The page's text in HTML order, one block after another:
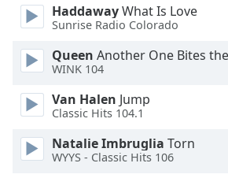
Edge
Style
Font
Family
Reset
Done
HaddawayWhat Is Love
Sunrise Radio Colorado
Queen Another One Bites
WINK 104
Van Halen Jump
Classic Hits 104.1
Natalie Imbruglia Torn
WYYS - Classic Hits 106